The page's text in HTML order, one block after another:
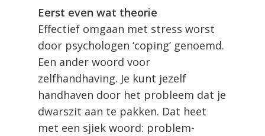
Eerst even wat theorie
Effectief omgaan met stress worst
door psychologen ‘coping’ genoemd.
Een ander woord voor
zelfhandhaving. Je kunt jezelf
handhaven door het probleem dat je
dwarszit aan te pakken. Dat heet
met een sjiek woord: problem-